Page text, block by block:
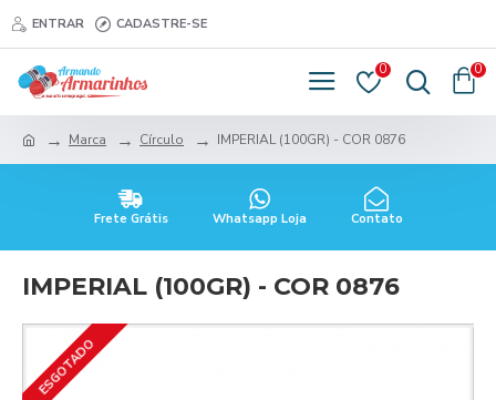
ENTRAR CADASTRE-SE
0 0
Marca Círculo IMPERIAL (100GR) - COR 0876
Frete Grátis Whatsapp Loja Contato
IMPERIAL (100GR) - COR 0876
ESGOTADO